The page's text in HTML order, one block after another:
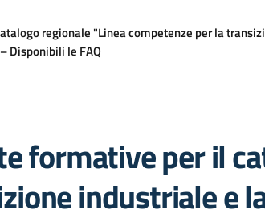
regionale "Linea competenze per la
Disponibili le FAQ
formative per il
industriale e